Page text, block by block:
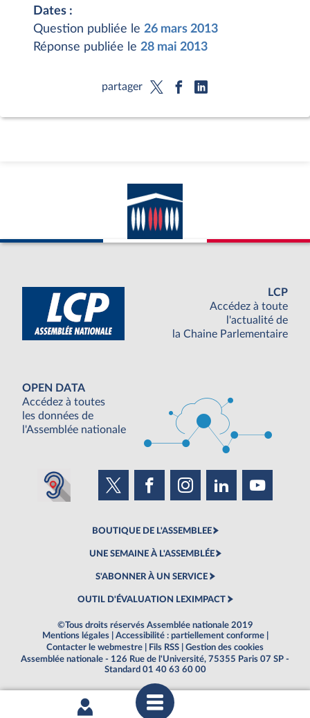
Dates :
Question publiée le 26 mars 2013
Réponse publiée le 28 mai 2013
partager
LCP
Accédez à toute
l'actualité de
la Chaine Parlementaire
OPEN DATA
Accédez à toutes
les données de
l'Assemblée nationale
BOUTIQUE DE L'ASSEMBLEE
UNE SEMAINE À L'ASSEMBLÉE
S'ABONNER À UN SERVICE
OUTIL D'ÉVALUATION LEXIMPACT
©Tous droits réservés Assemblée nationale 2019
Mentions légales
Accessibilité : partiellement conforme
Contacter le webmestre
Fils RSS
Gestion des cookies
Assemblée nationale - 126 Rue de l'Université, 75355 Paris 07 SP -
Standard 01 40 63 60 00